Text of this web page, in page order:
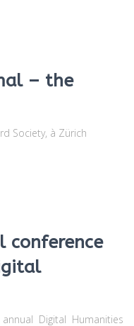
– the
Society, à Zürich
Digital Humanities